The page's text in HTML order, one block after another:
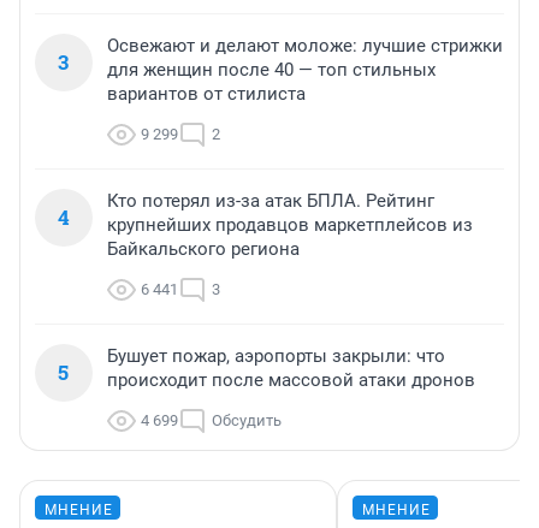
3
Освежают и делают моложе: лучшие стрижки
для женщин после 40 — топ стильных
вариантов от стилиста
9 299 2
4
Кто потерял из-за атак БПЛА. Рейтинг
крупнейших продавцов маркетплейсов из
Байкальского региона
6 441 3
5
Бушует пожар, аэропорты закрыли: что
происходит после массовой атаки дронов
4 699 Обсудить
МНЕНИЕ МНЕНИЕ